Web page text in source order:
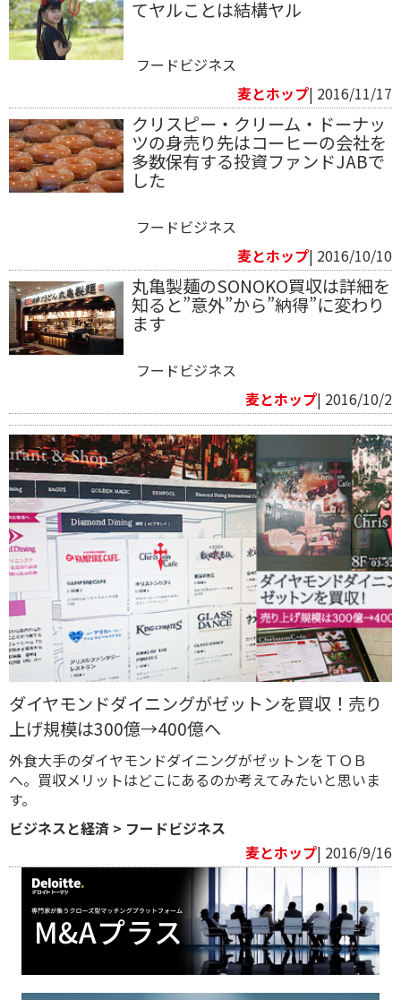
てヤルことは結構ヤル
フードビジネス
麦とホップ| 2016/11/17
クリスピー・クリーム・ドーナッ
ツの身売り先はコーヒーの会社を
多数保有する投資ファンドJABで
した
フードビジネス
麦とホップ| 2016/10/10
丸亀製麺のSONOKO買収は詳細を
知ると”意外”から”納得”に変わり
ます
フードビジネス
麦とホップ| 2016/10/2
ダイヤモンドダイニングがゼットンを買収！売り
上げ規模は300億→400億へ
外食大手のダイヤモンドダイニングがゼットンをＴＯＢ
へ。買収メリットはどこにあるのか考えてみたいと思いま
す。
ビジネスと経済 > フードビジネス
麦とホップ| 2016/9/16